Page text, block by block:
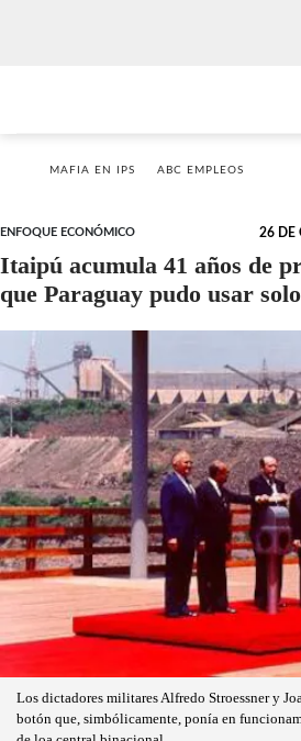
MAFIA EN IPS ABC EMPLEOS
ENFOQUE ECONÓMICO 26 DE
Itaipú acumula 41 años de
que Paraguay pudo usar
Los dictadores militares Alfredo Stroessner y
botón que, simbólicamente, ponía en